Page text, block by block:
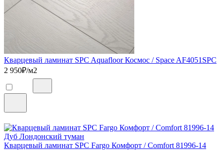
Кварцевый ламинат SPC Aquafloor Космос / Space AF4051SPC
2 950₽/м2
Кварцевый ламинат SPC Fargo Комфорт / Comfort 81996-14